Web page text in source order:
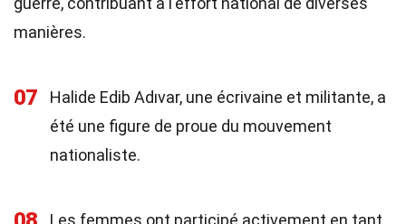
manières.
07
Halide Edib Adıvar, une écrivaine et militante, a
été une figure de proue du mouvement
nationaliste.
Les femmes ont participé activement en tant